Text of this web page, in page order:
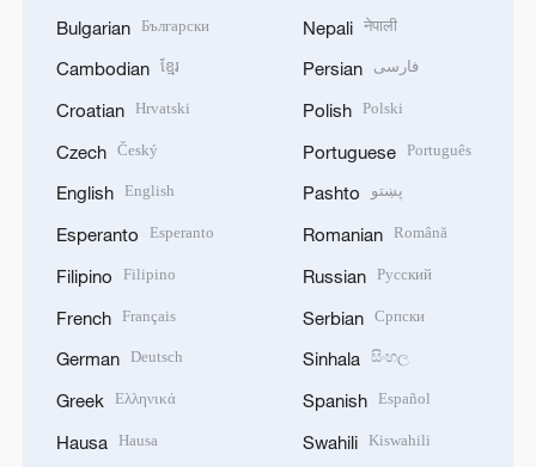
Bulgarian Български
Cambodian ខ្មែរ
Croatian Hrvatski
Czech Český
English English
Esperanto Esperanto
Filipino Filipino
French Français
German Deutsch
Greek Ελληνικά
Hausa Hausa
Nepali नेपाली
Persian فارسی
Polish Polski
Portuguese Português
Pashto پښتو
Romanian Română
Russian Русский
Serbian Српски
Sinhala සිංහල
Spanish Español
Swahili Kiswahili